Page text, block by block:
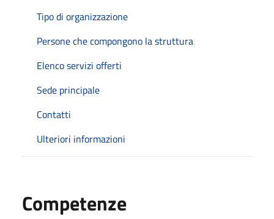
Tipo di organizzazione
Persone che compongono la struttura
Elenco servizi offerti
Sede principale
Contatti
Ulteriori informazioni
Competenze